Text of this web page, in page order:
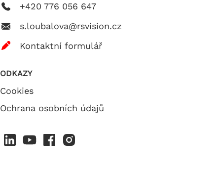
+420 776 056 647
s.loubalova@rsvision.cz
Kontaktní formulář
ODKAZY
Cookies
Ochrana osobních údajů